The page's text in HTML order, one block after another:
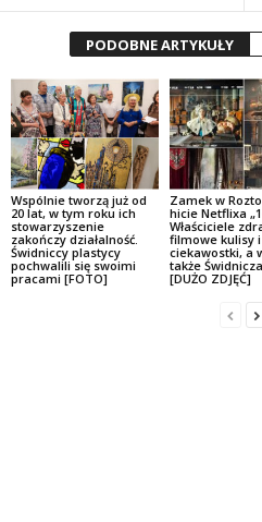
PODOBNE ARTYKUŁY
Wspólnie tworzą już od
20 lat, w tym roku ich
stowarzyszenie
zakończy działalność.
Świdniccy plastycy
pochwalili się swoimi
pracami [FOTO]
Zamek w
hicie Netflixa
Właściciele
filmowe kulisy i
ciekawostki, a
także
[DUŻO ZDJĘĆ]